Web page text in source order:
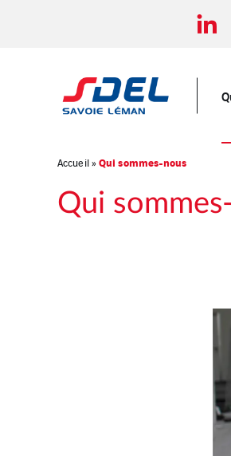
Accueil»Qui sommes-nous
Qui